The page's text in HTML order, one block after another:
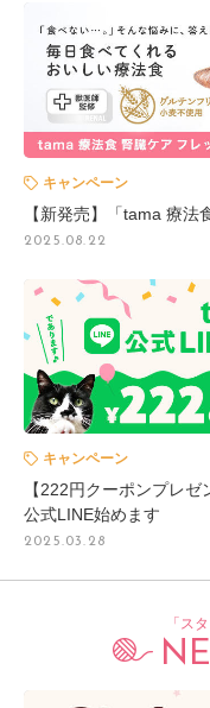
キャンペーン
【新発売】「tama 療法
2025.08.22
キャンペーン
【222円クーポンプレ
公式LINE始めます
2025.03.28
「ス